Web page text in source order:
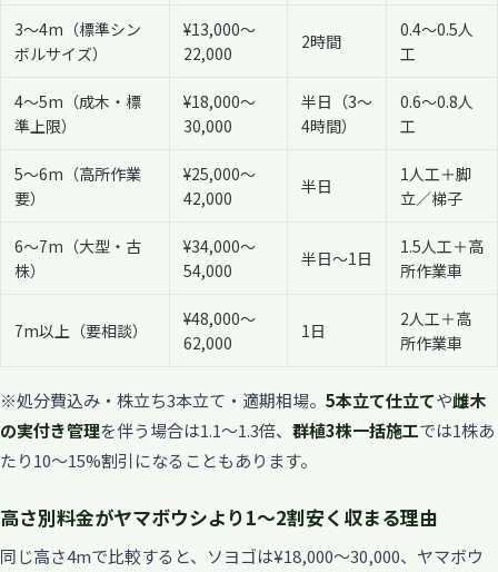
3〜4m（標準シン
ボルサイズ）
¥13,000〜
22,000
2時間
0.4〜0.5人
工
4〜5m（成木・標
準上限）
¥18,000〜
30,000
半日（3〜
4時間）
0.6〜0.8人
工
5〜6m（高所作業
要）
¥25,000〜
42,000
半日
1人工＋脚
立／梯子
6〜7m（大型・古
株）
¥34,000〜
54,000
半日〜1日
1.5人工＋高
所作業車
7m以上（要相談）
¥48,000〜
62,000
1日
2人工＋高
所作業車
※処分費込み・株立ち3本立て・適期相場。 5本立て仕立てや雌木
の実付き管理を伴う場合は1.1〜1.3倍、 群植3株一括施工では1株あ
たり10〜15%割引になることもあります。
高さ別料金がヤマボウシより1〜2割安く収まる理由
同じ高さ4mで比較すると、ソヨゴは¥18,000〜30,000、ヤマボウ